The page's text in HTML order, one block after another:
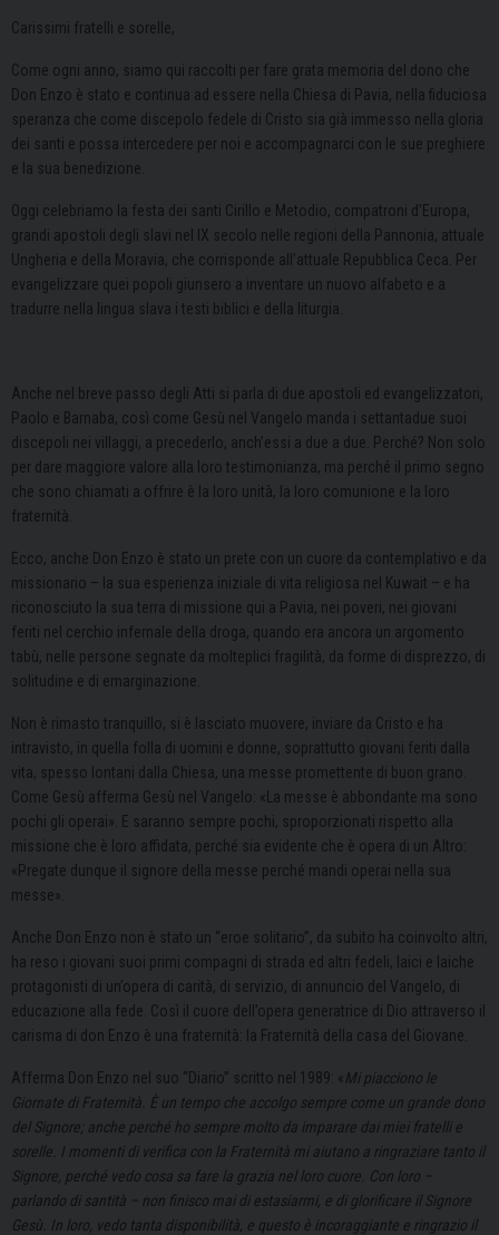
Carissimi fratelli e sorelle,
Come ogni anno, siamo qui raccolti per fare grata memoria del dono che
Don Enzo è stato e continua ad essere nella Chiesa di Pavia, nella fiduciosa
speranza che come discepolo fedele di Cristo sia già immesso nella gloria
dei santi e possa intercedere per noi e accompagnarci con le sue preghiere
e la sua benedizione.
Oggi celebriamo la festa dei santi Cirillo e Metodio, compatroni d’Europa,
grandi apostoli degli slavi nel IX secolo nelle regioni della Pannonia, attuale
Ungheria e della Moravia, che corrisponde all’attuale Repubblica Ceca. Per
evangelizzare quei popoli giunsero a inventare un nuovo alfabeto e a
tradurre nella lingua slava i testi biblici e della liturgia.
Anche nel breve passo degli Atti si parla di due apostoli ed evangelizzatori,
Paolo e Barnaba, così come Gesù nel Vangelo manda i settantadue suoi
discepoli nei villaggi, a precederlo, anch’essi a due a due. Perché? Non solo
per dare maggiore valore alla loro testimonianza, ma perché il primo segno
che sono chiamati a offrire è la loro unità, la loro comunione e la loro
fraternità.
Ecco, anche Don Enzo è stato un prete con un cuore da contemplativo e da
missionario – la sua esperienza iniziale di vita religiosa nel Kuwait – e ha
riconosciuto la sua terra di missione qui a Pavia, nei poveri, nei giovani
feriti nel cerchio infernale della droga, quando era ancora un argomento
tabù, nelle persone segnate da molteplici fragilità, da forme di disprezzo, di
solitudine e di emarginazione.
Non è rimasto tranquillo, si è lasciato muovere, inviare da Cristo e ha
intravisto, in quella folla di uomini e donne, soprattutto giovani feriti dalla
vita, spesso lontani dalla Chiesa, una messe promettente di buon grano.
Come Gesù afferma Gesù nel Vangelo: «La messe è abbondante ma sono
pochi gli operai». E saranno sempre pochi, sproporzionati rispetto alla
missione che è loro affidata, perché sia evidente che è opera di un Altro:
«Pregate dunque il signore della messe perché mandi operai nella sua
messe».
Anche Don Enzo non è stato un “eroe solitario”, da subito ha coinvolto altri,
ha reso i giovani suoi primi compagni di strada ed altri fedeli, laici e laiche
protagonisti di un’opera di carità, di servizio, di annuncio del Vangelo, di
educazione alla fede. Così il cuore dell’opera generatrice di Dio attraverso il
carisma di don Enzo è una fraternità: la Fraternità della casa del Giovane.
Afferma Don Enzo nel suo “Diario” scritto nel 1989: « Mi piacciono le
Giornate di Fraternità. È un tempo che accolgo sempre come un grande dono
del Signore; anche perché ho sempre molto da imparare dai miei fratelli e
sorelle. I momenti di verifica con la Fraternità mi aiutano a ringraziare tanto il
Signore, perché vedo cosa sa fare la grazia nel loro cuore. Con loro –
parlando di santità – non finisco mai di estasiarmi, e di glorificare il Signore
Gesù. In loro, vedo tanta disponibilità, e questo è incoraggiante e ringrazio il